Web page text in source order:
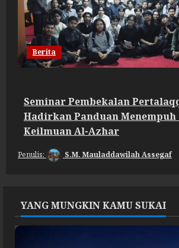
Berita
Seminar Pembekalan
Hadirkan Panduan
Keilmuan Al-Azhar
S.M. Mauladdawilah Assegaf
YANG MUNGKIN KAMU SUKAI